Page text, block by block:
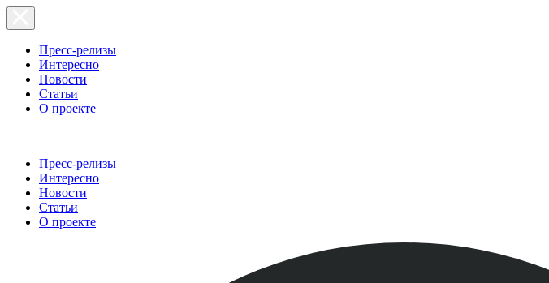
Пресс-релизы
Интересно
Новости
Статьи
О проекте
Пресс-релизы
Интересно
Новости
Статьи
О проекте